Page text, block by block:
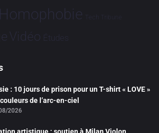
Tech Tribune
Vidéo Études
: 10 jours de prison pour un T-shirt « LOVE »
de l’arc-en-ciel
2026